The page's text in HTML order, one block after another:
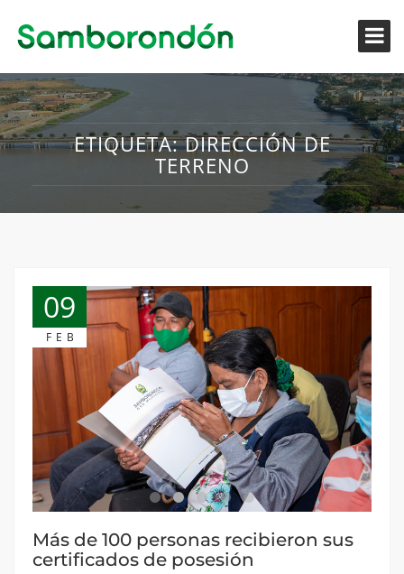
ETIQUETA:DIRECCIÓN DE
TERRENO
09
FEB
Más de 100 personas recibieron sus
certificados de posesión